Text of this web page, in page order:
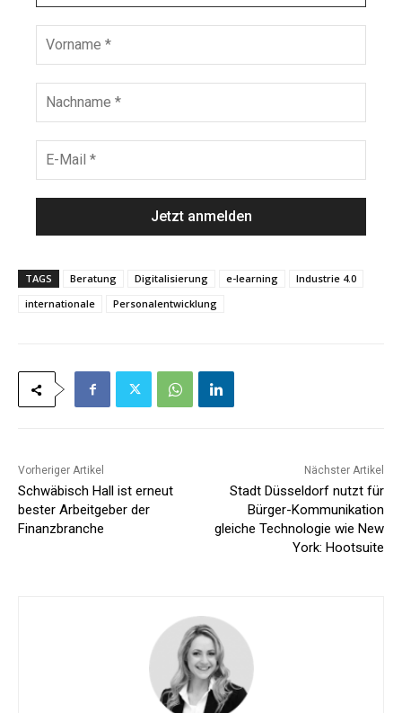
r
e
e
r
n
m
c
h
a
M
a
l
TAGS Beratung Digitalisierung e-learning
Industrie 4.0
internationale
Personalentwicklung
Vorheriger Artikel
Schwäbisch Hall ist erneut
bester Arbeitgeber der
Finanzbranche
Nächster Artikel
Stadt Düsseldorf nutzt für
Bürger-Kommunikation
gleiche Technologie wie New
York: Hootsuite